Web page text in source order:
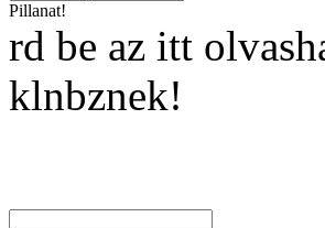
Pillanat!
rd be az itt
klnbznek!